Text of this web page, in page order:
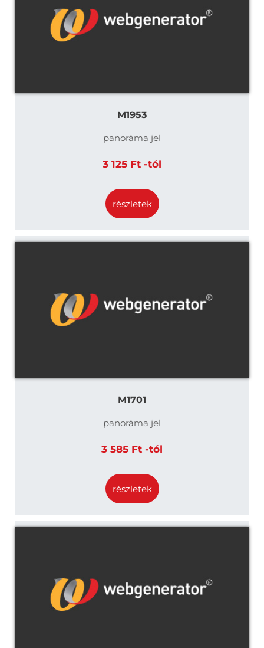
M1953
panoráma jel
3 125 Ft -tól
részletek
M1701
panoráma jel
3 585 Ft -tól
részletek